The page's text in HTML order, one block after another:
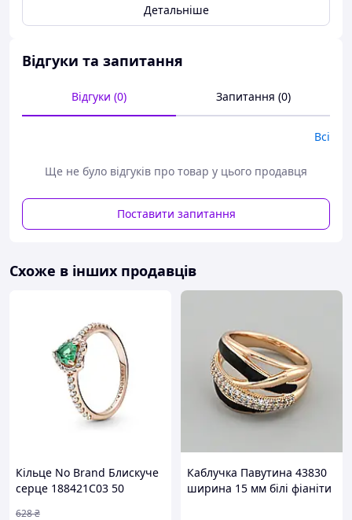
Набір з 15 шт різних фалангових
кілець Бохо Етно Циганские
Матеріал:Ювелірний Сплав
Ювелірний сплав — це з'єднання дорогоцінного металу
з іншими, яке використовується для виготовлення
Мабуть, самий затребуваний сплав, який має
марганцю і заліза.
Нейзильбер
. Нагадує прикраси з срібла або білого
золота, відрізняється злегка зеленкуватим або
синюватим відтінком. Складається з міді, нікелю та
цинку. Одним з найбільш привабливих якостей
Крім ювелірної справи, цей сплав використовується в
промисловості і високо цінується не тільки за
зовнішній вигляд, але і за вже згадане вміння не
іржавіти.
Детальніше
Відгуки та запитання
Відгуки (0) Запитання (0)
Всі
Ще не було відгуків про товар у цього продавця
Поставити запитання
Схоже в інших продавців
Кільце No Brand Блискуче
серце 188421C03 50
628₴
Каблучка Павутина 43830
ширина 15 мм білі фіаніти